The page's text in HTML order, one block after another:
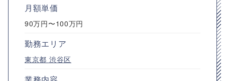
月額単価
90万円〜100万円
勤務エリア
東京都 渋谷区